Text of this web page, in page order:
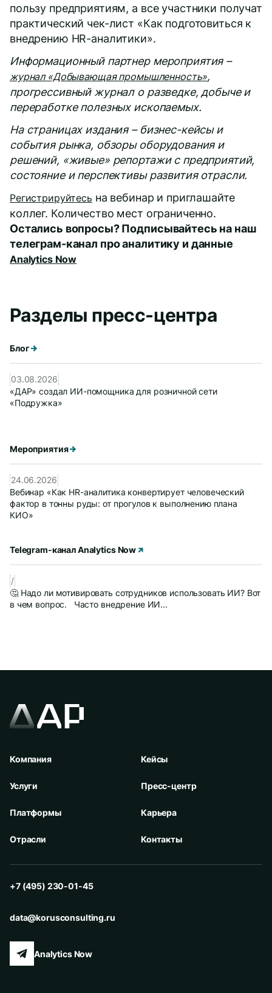
пользу предприятиям, а все участники получат
практический чек-лист «Как подготовиться к
внедрению HR-аналитики».
Информационный партнер мероприятия –
журнал «Добывающая промышленность»,
прогрессивный журнал о разведке, добыче и
переработке полезных ископаемых.
На страницах издания – бизнес-кейсы и
события рынка, обзоры оборудования и
решений, «живые» репортажи с предприятий,
состояние и перспективы развития отрасли.
Регистрируйтесь на вебинар и приглашайте
коллег. Количество мест ограниченно.
Остались вопросы? Подписывайтесь на наш
телеграм-канал про аналитику и данные
Analytics Now
Разделы пресс-центра
Блог
03.08.2026
«ДАР» создал ИИ-помощника для розничной сети
«Подружка»
Мероприятия
24.06.2026
Вебинар «Как HR-аналитика конвертирует человеческий
фактор в тонны руды: от прогулов к выполнению плана
КИО»
Telegram-канал Analytics Now
/
🤔 Надо ли мотивировать сотрудников использовать ИИ? Вот
в чем вопрос. Часто внедрение ИИ...
Компания
Услуги
Платформы
Отрасли
Кейсы
Пресс-центр
Карьера
Контакты
+7 (495) 230-01-45
data@korusconsulting.ru
Analytics Now